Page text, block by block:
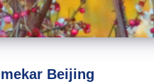
Beijing